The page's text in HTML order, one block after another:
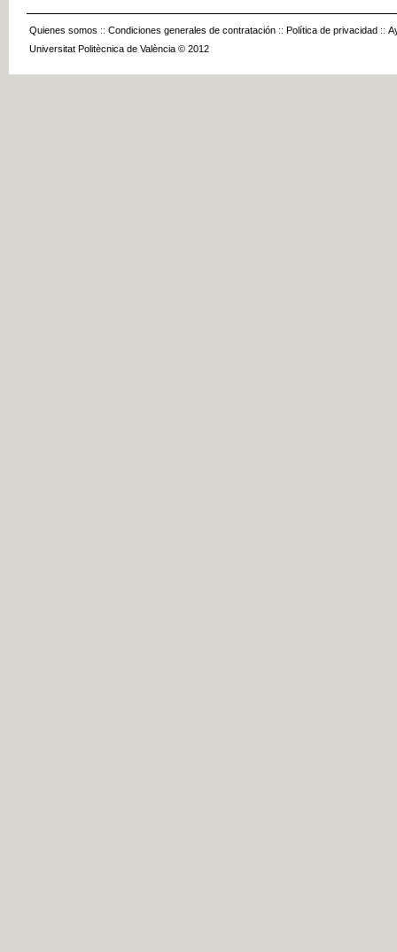
Quienes somos :: Condiciones generales de contratación :: Política de privacidad ::
Universitat Politècnica de València © 2012